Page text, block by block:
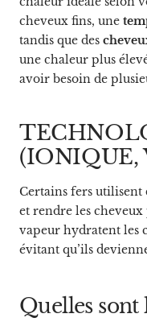
cheveux fins, une
tandis que des
une chaleur plus
avoir besoin de
(IONIQUE,
Certains fers utilisent
et rendre les
vapeur hydratent les
évitant qu’ils
Quelles sont